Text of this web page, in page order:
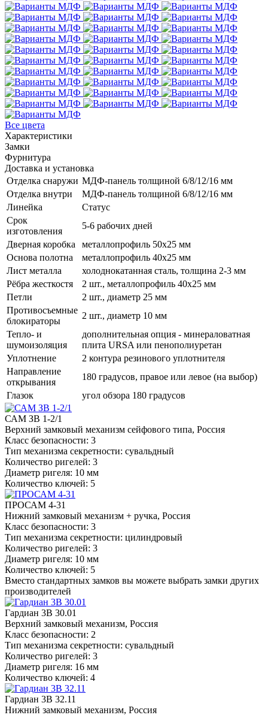
Все цвета
Характеристики
Замки
Фурнитура
Доставка и установка
Отделка снаружи МДФ-панель толщиной 6/8/12/16 мм
Отделка внутри
МДФ-панель толщиной 6/8/12/16 мм
Линейка
Статус
Срок
изготовления
5-6 рабочих дней
Дверная коробка
металлопрофиль 50x25 мм
Основа полотна
металлопрофиль 40x25 мм
Лист металла
холоднокатанная сталь, толщина 2-3 мм
Рёбра жесткостя
2 шт., металлопрофиль 40х25 мм
Петли
2 шт., диаметр 25 мм
Противосъемные
блокираторы
2 шт., диаметр 10 мм
Тепло- и
шумоизоляция
дополнительная опция - минераловатная
плита URSA или пенополиуретан
Уплотнение
2 контура резинового уплотнителя
Направление
открывания
180 градусов, правое или левое (на выбор)
Глазок
угол обзора 180 градусов
САМ ЗВ 1-2/1
Верхний замковый механизм сейфового типа, Россия
Класс безопасности: 3
Тип механизма секретности: сувальдный
Количество ригелей: 3
Диаметр ригеля: 10 мм
Количество ключей: 5
ПРОСАМ 4-31
Нижний замковый механизм + ручка, Россия
Класс безопасности: 3
Тип механизма секретности: цилиндровый
Количество ригелей: 3
Диаметр ригеля: 10 мм
Количество ключей: 5
Вместо стандартных замков вы можете выбрать замки других
производителей
Гардиан 3В 30.01
Верхний замковый механизм, Россия
Класс безопасности: 2
Тип механизма секретности: сувальдный
Количество ригелей: 3
Диаметр ригеля: 16 мм
Количество ключей: 4
Гардиан 3В 32.11
Нижний замковый механизм, Россия